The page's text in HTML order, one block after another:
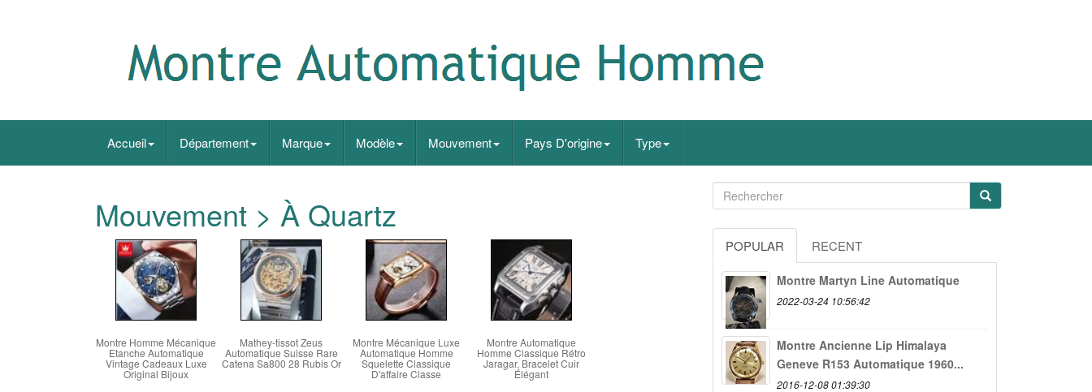
Accueil Département Marque Modèle Mouvement Pays D'origine Type
Mouvement > À Quartz
Montre Homme Mécanique
Etanche Automatique
Vintage Cadeaux Luxe
Original Bijoux
Mathey-tissot Zeus
Automatique Suisse Rare
Catena Sa800 28 Rubis Or
Montre Mécanique Luxe
Automatique Homme
Squelette Classique
D'affaire Classe
Montre Automatique
Homme Classique Rétro
Jaragar, Bracelet Cuir
Élégant
POPULAR RECENT
Montre Martyn Line Automatique
2022-03-24 10:56:42
Montre Ancienne Lip Himalaya
Geneve R153 Automatique 1960...
2016-12-08 01:39:30